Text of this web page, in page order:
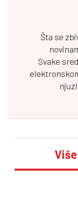
Šta se
Svake